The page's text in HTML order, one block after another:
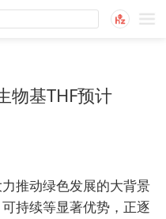
物基THF预计
推动绿色发展的大背景
持续等显著优势，正逐